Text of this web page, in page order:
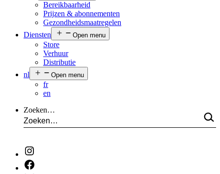
Bereikbaarheid
Prijzen & abonnementen
Gezondheidsmaatregelen
Diensten
Open menu
Store
Verhuur
Distributie
nl
Open menu
fr
en
Zoeken…